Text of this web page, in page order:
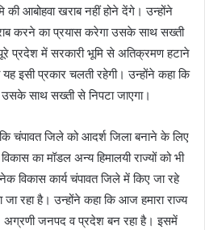
की आबोहवा खराब नहीं होने देंगे। उन्होंने
करने का प्रयास करेगा उसके साथ सख्ती
प्रदेश में सरकारी भूमि से अतिक्रमण हटाने
यह इसी प्रकार चलती रहेगी। उन्होंने कहा कि
उसके साथ सख्ती से निपटा जाएगा।
चंपावत जिले को आदर्श जिला बनाने के लिए
का मॉडल अन्य हिमालयी राज्यों को भी
कार्य चंपावत जिले में किए जा रहे
रहा है। उन्होंने कहा कि आज हमारा राज्य
अग्रणी जनपद व प्रदेश बन रहा है। इसमें